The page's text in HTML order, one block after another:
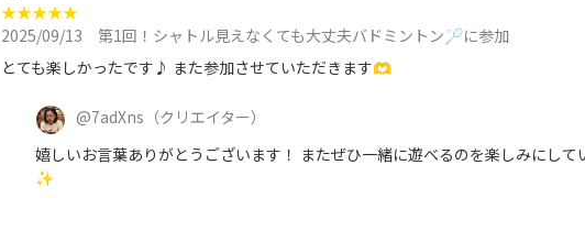
★★★★★
2025/09/13
第1回！シャトル見えなくても大丈夫バドミントン🏸に参加
とても楽しかったです♪ また参加させていただきます🫶
@7adXns （クリエイター）
嬉しいお言葉ありがとうございます！ またぜひ一緒に遊べるのを楽しみにし
✨